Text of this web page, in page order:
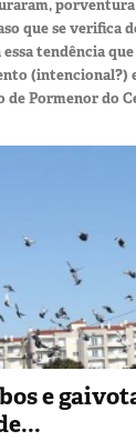
que se verifica
tendência
(intencional?)
de Pormenor do
e